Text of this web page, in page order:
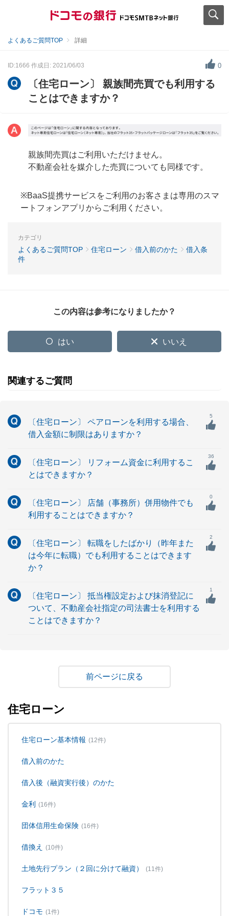
よくあるご質問TOP 詳細
ID:1666 作成日: 2021/06/03 0
〔住宅ローン〕 親族間売買でも利用する
ことはできますか？
親族間売買はご利用いただけません。
不動産会社を媒介した売買についても同様です。
※BaaS提携サービスをご利用のお客さまは専用のスマ
ートフォンアプリからご利用ください。
カテゴリ
よくあるご質問TOP 住宅ローン 借入前のかた
借入条
件
この内容は参考になりましたか？
はい いいえ
関連するご質問
〔住宅ローン〕 ペアローンを利用する場合、
借入金額に制限はありますか？
5
〔住宅ローン〕 リフォーム資金に利用するこ
とはできますか？
36
〔住宅ローン〕 店舗（事務所）併用物件でも
利用することはできますか？
0
〔住宅ローン〕 転職をしたばかり（昨年また
は今年に転職）でも利用することはできます
か？
2
〔住宅ローン〕 抵当権設定および抹消登記に
ついて、不動産会社指定の司法書士を利用する
ことはできますか？
1
戻る
住宅ローン
住宅ローン基本情報 (12件)
借入前のかた
借入後（融資実行後）のかた
金利 (16件)
団体信用生命保険 (16件)
借換え (10件)
土地先行プラン（２回に分けて融資） (11件)
フラット３５
ドコモ (1件)